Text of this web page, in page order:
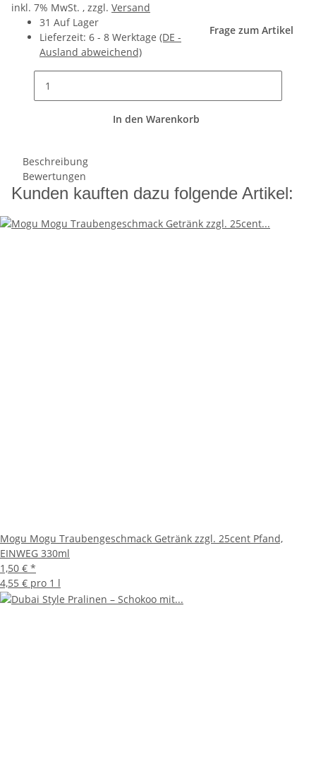
inkl. 7% MwSt. , zzgl. Versand
31 Auf Lager
Lieferzeit: 6 - 8 Werktage (DE -
Ausland abweichend)
Frage zum Artikel
In den Warenkorb
Beschreibung
Bewertungen
Kunden kauften dazu folgende Artikel:
Mogu Mogu Traubengeschmack Getränk zzgl. 25cent Pfand,
EINWEG 330ml
1,50 € *
4,55 € pro 1 l